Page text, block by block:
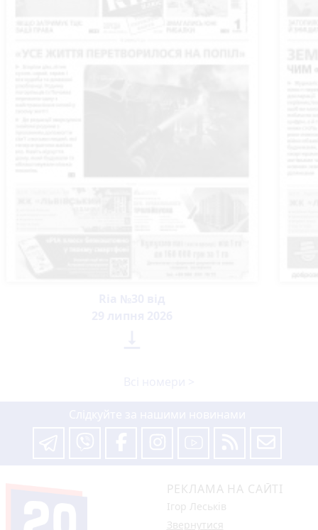
РЕКЛАМА НА САЙТІ
Ігор Леськів
Звернутися